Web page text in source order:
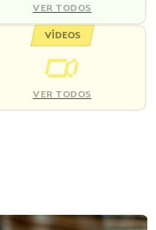
VER TODOS
VÍDEOS
VER TODOS